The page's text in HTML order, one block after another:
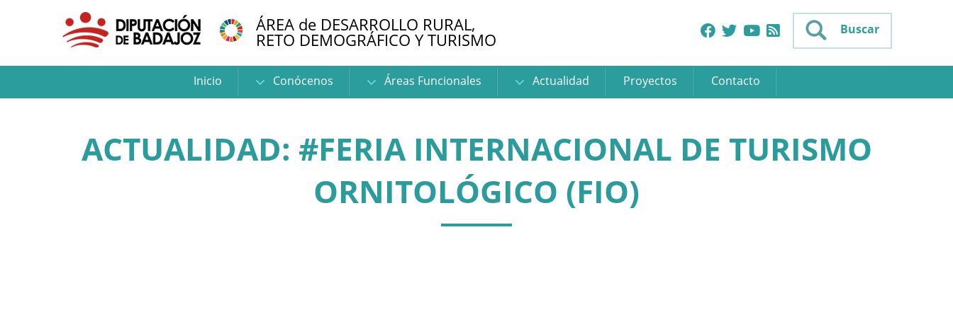
ÁREA de DESARROLLO RURAL,
RETO DEMOGRÁFICO Y TURISMO Buscar
Inicio Conócenos Áreas Funcionales Actualidad Proyectos Contacto
ACTUALIDAD: #FERIA INTERNACIONAL DE TURISMO
ORNITOLÓGICO (FIO)